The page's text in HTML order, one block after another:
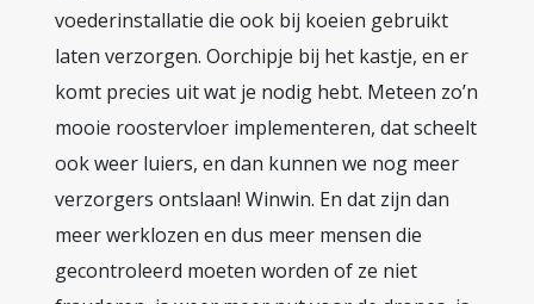
voederinstallatie die ook bij koeien gebruikt
laten verzorgen. Oorchipje bij het kastje, en er
komt precies uit wat je nodig hebt. Meteen zo’n
mooie roostervloer implementeren, dat scheelt
ook weer luiers, en dan kunnen we nog meer
verzorgers ontslaan! Winwin. En dat zijn dan
meer werklozen en dus meer mensen die
gecontroleerd moeten worden of ze niet